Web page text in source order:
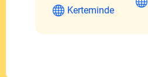
Kerteminde